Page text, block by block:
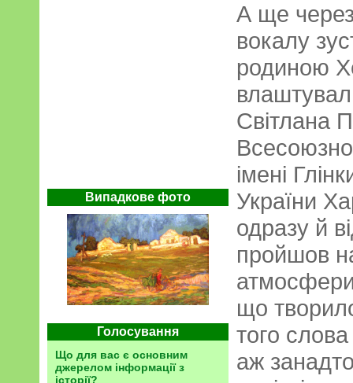
Випадкове фото
Голосування
Що для вас є основним
джерелом інформації з
історії?
А ще
вокалу
родиною
Світлана
імені
України
одразу й
пройшов
атмосфери
що
того
аж